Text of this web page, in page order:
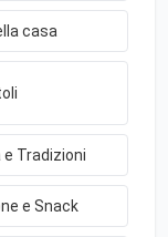
casa
e Tradizioni
e Snack